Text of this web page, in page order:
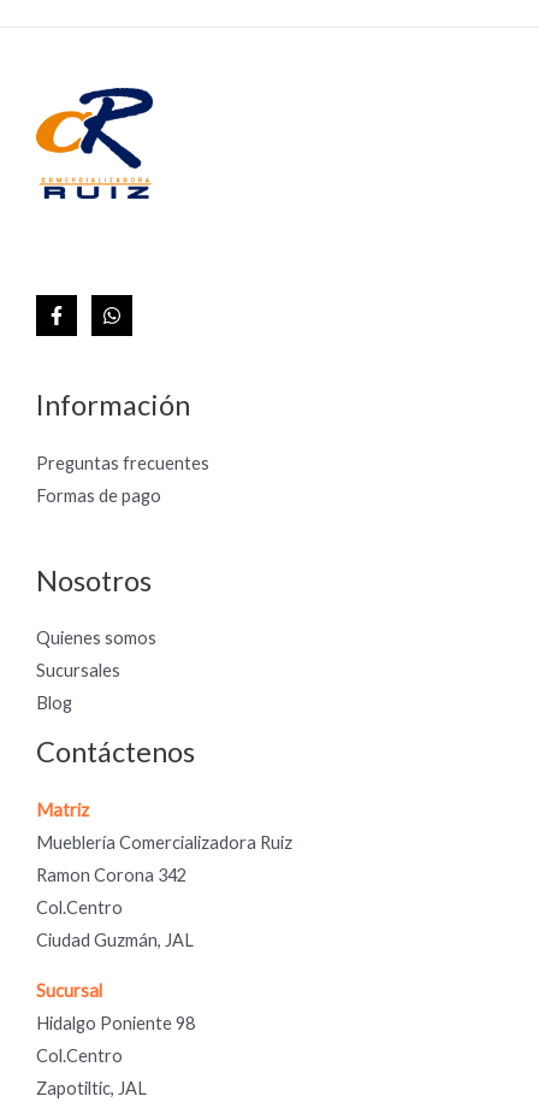
Información
Preguntas frecuentes
Formas de pago
Nosotros
Quienes somos
Sucursales
Blog
Contáctenos
Matriz
Mueblería Comercializadora Ruiz
Ramon Corona 342
Col.Centro
Ciudad Guzmán, JAL
Sucursal
Hidalgo Poniente 98
Col.Centro
Zapotiltic, JAL